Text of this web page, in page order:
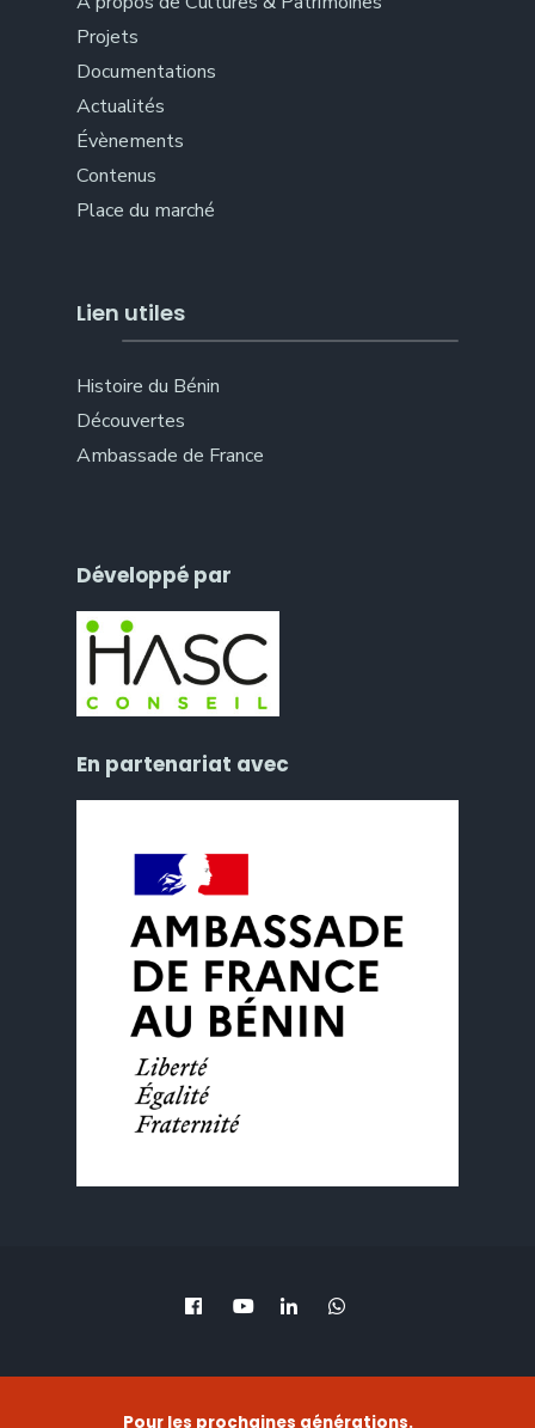
Projets
Documentations
Actualités
Évènements
Contenus
Place du marché
Lien utiles
Histoire du Bénin
Découvertes
Ambassade de France
Développé par
En partenariat avec
Pour les prochaines générations.